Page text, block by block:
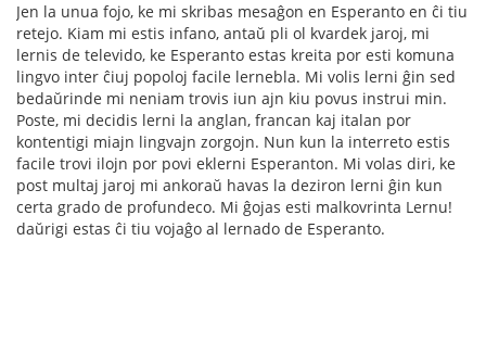
Jen la unua fojo, ke mi skribas mesaĝon en Esperanto en ĉi tiu
retejo. Kiam mi estis infano, antaŭ pli ol kvardek jaroj, mi
lernis de televido, ke Esperanto estas kreita por esti komuna
lingvo inter ĉiuj popoloj facile lernebla. Mi volis lerni ĝin sed
bedaŭrinde mi neniam trovis iun ajn kiu povus instrui min.
Poste, mi decidis lerni la anglan, francan kaj italan por
kontentigi miajn lingvajn zorgojn. Nun kun la interreto estis
facile trovi ilojn por povi eklerni Esperanton. Mi volas diri, ke
post multaj jaroj mi ankoraŭ havas la deziron lerni ĝin kun
certa grado de profundeco. Mi ĝojas esti malkovrinta Lernu!
daŭrigi estas ĉi tiu vojaĝo al lernado de Esperanto.